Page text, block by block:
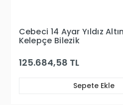
Cebeci 14 Ayar Taşlı Altın
Kelepçe Bİlezik
137.007,51 TL
Sepete Ekle